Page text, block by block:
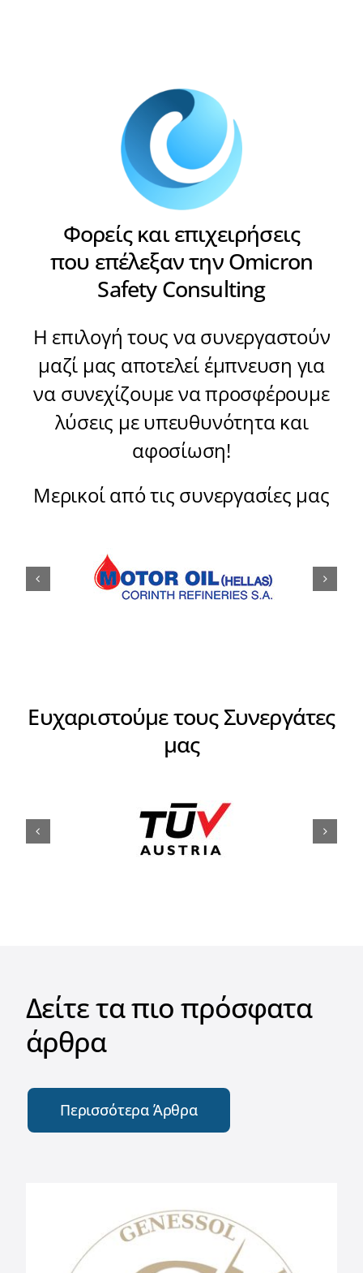
Φορείς και επιχειρήσεις
που επέλεξαν την Omicron
Safety Consulting
Η επιλογή τους να συνεργαστούν
μαζί μας αποτελεί έμπνευση για
να συνεχίζουμε να προσφέρουμε
λύσεις με υπευθυνότητα και
αφοσίωση!
Μερικοί από τις συνεργασίες μας
Περισσότερα Άρθρα